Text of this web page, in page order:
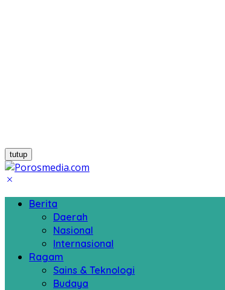
tutup
Berita
Daerah
Nasional
Internasional
Ragam
Sains & Teknologi
Budaya